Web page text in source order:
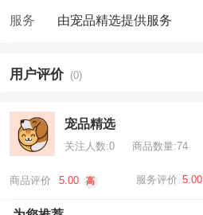
服务 由宠品精选提供服务
用户评价 (0)
宠品精选
关注人数:0 商品数量:74
商品评价 5.00 高 服务评价 5.00